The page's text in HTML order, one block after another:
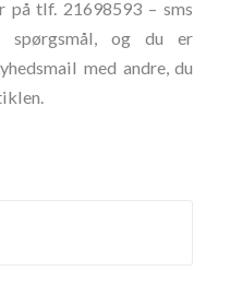
på tlf. 21698593 – sms
og du er
med andre, du